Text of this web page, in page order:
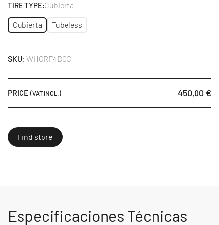
TIRE TYPE:Cubierta
Cubierta Tubeless
SKU: WHGRF4B0C
PRICE (VAT INCL.) 450,00 €
Find store
Especificaciones Técnicas